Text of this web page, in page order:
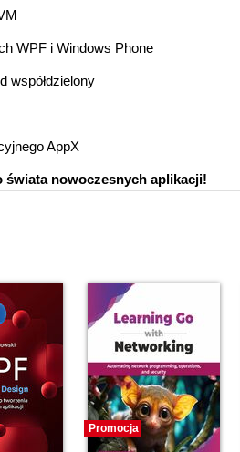
WPF i Windows Phone
współdzielony
AppX
nowoczesnych aplikacji!
Promocja